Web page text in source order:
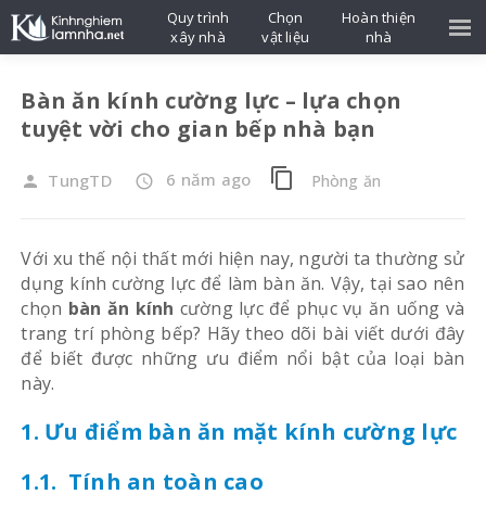
Bàn ăn kính cường lực – lựa chọn
tuyệt vời cho gian bếp nhà bạn
person TungTD access_time 6 năm ago content_copy Phòng ăn
Với xu thế nội thất mới hiện nay, người ta thường sử
dụng kính cường lực để làm bàn ăn. Vậy, tại sao nên
chọn bàn ăn kính cường lực để phục vụ ăn uống và
trang trí phòng bếp? Hãy theo dõi bài viết dưới đây
để biết được những ưu điểm nổi bật của loại bàn
này.
1. Ưu điểm bàn ăn mặt kính cường lực
1.1. Tính an toàn cao
Quy trình
xây nhà
Chọn
vật liệu
Hoàn thiện
nhà